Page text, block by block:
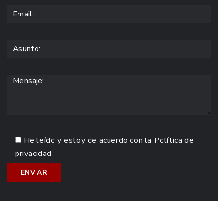
He leído y estoy de acuerdo con la Política de
privacidad